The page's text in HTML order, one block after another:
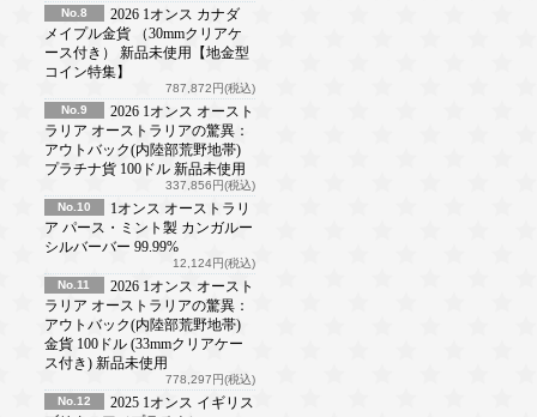
No.8
2026 1オンス カナダ
メイプル金貨 （30mmクリアケ
ース付き） 新品未使用【地金型
コイン特集】
787,872円(税込)
No.9
2026 1オンス オースト
ラリア オーストラリアの驚異：
アウトバック(内陸部荒野地帯)
プラチナ貨 100ドル 新品未使用
337,856円(税込)
No.10
1オンス オーストラリ
ア パース・ミント製 カンガルー
シルバーバー 99.99%
12,124円(税込)
No.11
2026 1オンス オースト
ラリア オーストラリアの驚異：
アウトバック(内陸部荒野地帯)
金貨 100ドル (33mmクリアケー
ス付き) 新品未使用
778,297円(税込)
No.12
2025 1オンス イギリス